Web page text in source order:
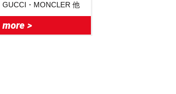
GUCCI・MONCLER 他
more >